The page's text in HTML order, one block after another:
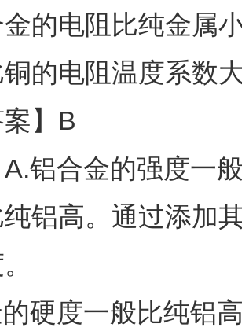
的电阻比纯金属
的电阻温度系数
案】B
A.铝合金的强度一
铝高。通过添加
硬度一般比纯铝